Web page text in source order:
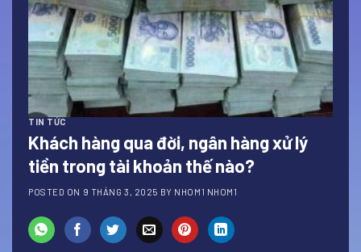
TIN TỨC
Khách hàng qua đời, ngân hàng xử lý
tiền trong tài khoản thế nào?
POSTED ON 9 THÁNG 3, 2025 BY NHOM1 NHOM1